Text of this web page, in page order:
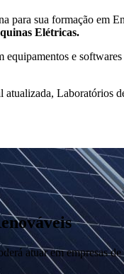
para sua formação em
Elétricas.
equipamentos e
Laboratórios
atuar em empresas